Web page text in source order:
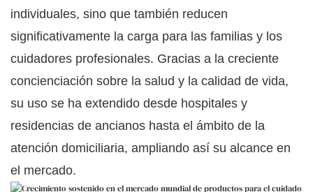
individuales, sino que también reducen
significativamente la carga para las familias y los
cuidadores profesionales. Gracias a la creciente
concienciación sobre la salud y la calidad de vida,
su uso se ha extendido desde hospitales y
residencias de ancianos hasta el ámbito de la
atención domiciliaria, ampliando así su alcance en
el mercado.